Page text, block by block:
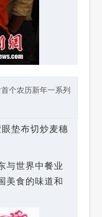
个农历新年一系列
垫布切炒麦穗
与世界中餐业
美食的味道和